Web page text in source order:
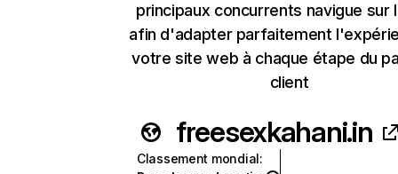
principaux concurrents navigue sur
afin d'adapter parfaitement
votre site web à chaque étape du
client
freesexkahani.in
Classement mondial: